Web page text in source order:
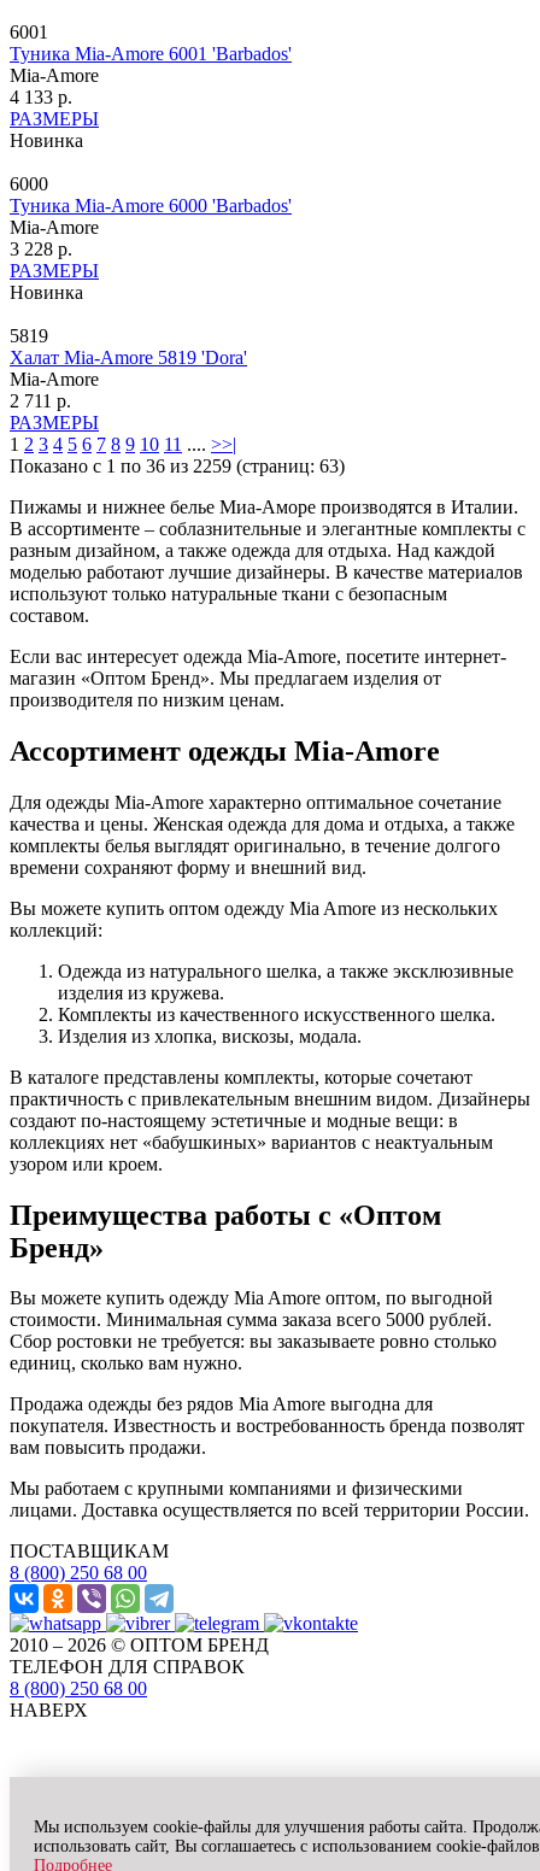
6001
Туника Mia-Amore 6001 'Barbados'
Mia-Amore
4 133 р.
РАЗМЕРЫ
Новинка
6000
Туника Mia-Amore 6000 'Barbados'
Mia-Amore
3 228 р.
РАЗМЕРЫ
Новинка
5819
Халат Mia-Amore 5819 'Dora'
Mia-Amore
2 711 р.
РАЗМЕРЫ
1 2 3 4 5 6 7 8 9 10 11 .... >>|
Показано с 1 по 36 из 2259 (страниц: 63)
Пижамы и нижнее белье Миа-Аморе производятся в Италии.
В ассортименте – соблазнительные и элегантные комплекты с
разным дизайном, а также одежда для отдыха. Над каждой
моделью работают лучшие дизайнеры. В качестве материалов
используют только натуральные ткани с безопасным
составом.
Если вас интересует одежда Mia-Amore, посетите интернет-
магазин «Оптом Бренд». Мы предлагаем изделия от
производителя по низким ценам.
Ассортимент одежды Mia-Amore
Для одежды Mia-Amore характерно оптимальное сочетание
качества и цены. Женская одежда для дома и отдыха, а также
комплекты белья выглядят оригинально, в течение долгого
времени сохраняют форму и внешний вид.
Вы можете купить оптом одежду Mia Amore из нескольких
коллекций:
Одежда из натурального шелка, а также эксклюзивные
изделия из кружева.
Комплекты из качественного искусственного шелка.
Изделия из хлопка, вискозы, модала.
В каталоге представлены комплекты, которые сочетают
практичность с привлекательным внешним видом. Дизайнеры
создают по-настоящему эстетичные и модные вещи: в
коллекциях нет «бабушкиных» вариантов с неактуальным
узором или кроем.
Преимущества работы с «Оптом
Бренд»
Вы можете купить одежду Mia Amore оптом, по выгодной
стоимости. Минимальная сумма заказа всего 5000 рублей.
Сбор ростовки не требуется: вы заказываете ровно столько
единиц, сколько вам нужно.
Продажа одежды без рядов Mia Amore выгодна для
покупателя. Известность и востребованность бренда позволят
вам повысить продажи.
Мы работаем с крупными компаниями и физическими
лицами. Доставка осуществляется по всей территории России.
ПОСТАВЩИКАМ
8 (800) 250 68 00
2010 – 2026 © ОПТОМ БРЕНД
ТЕЛЕФОН ДЛЯ СПРАВОК
8 (800) 250 68 00
НАВЕРХ
Мы используем cookie-файлы для улучшения работы сайта.
использовать сайт, Вы соглашаетесь с использованием cookie-
Подробнее